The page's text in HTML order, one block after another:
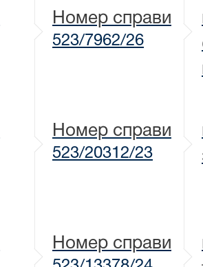
Номер справи
523/7962/26
Номер справи
523/20312/23
Номер справи